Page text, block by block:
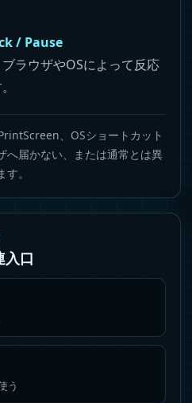
/ Pause
ラウザやOSによって反応
、OSショートカット
へ届かない、または通常とは異
。
入口
う